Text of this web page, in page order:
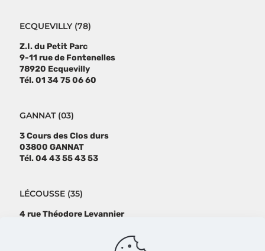
ECQUEVILLY (78)
Z.I. du Petit Parc
9-11 rue de Fontenelles
78920 Ecquevilly
Tél. 01 34 75 06 60
GANNAT (03)
3 Cours des Clos durs
03800 GANNAT
Tél. 04 43 55 43 53
LÉCOUSSE (35)
4 rue Théodore Levannier